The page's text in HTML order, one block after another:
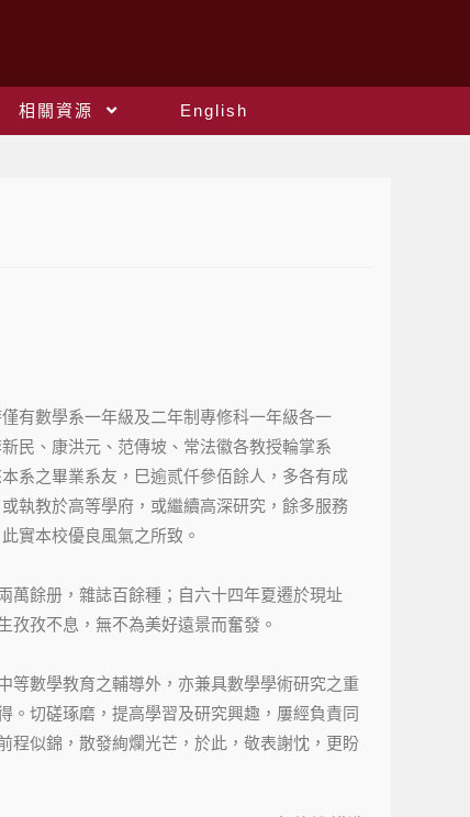
相關資源
English
有數學系一年級及二年制專修科一年級各一
民、康洪元、范傳坡、常法徽各教授輪掌系
系之畢業系友，巳逾贰仟參佰餘人，多各有成
執教於高等學府，或繼續高深研究，餘多服務
實本校優良風氣之所致。
萬餘册，雜誌百餘種；自六十四年夏遷於現址
孜孜不息，無不為美好遠景而奮發。
等數學教育之輔導外，亦兼具數學學術研究之重
。切磋琢磨，提高學習及研究興趣，屢經負責同
程似錦，散發絢爛光芒，於此，敬表謝忱，更盼